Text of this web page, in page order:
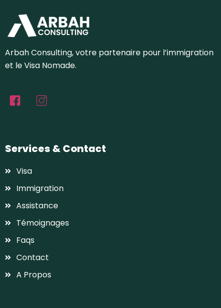
Arbah Consulting, votre partenaire pour l’immigration
et le Visa Nomade.
Services & Contact
Visa
Immigration
Assistance
Témoignages
Faqs
Contact
A Propos